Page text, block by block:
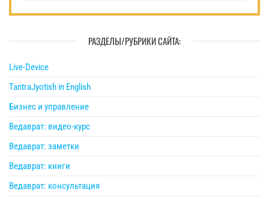
РАЗДЕЛЫ/РУБРИКИ САЙТА:
Live-Device
TantraJyotish in English
Бизнес и управление
Ведаврат: видео-курс
Ведаврат: заметки
Ведаврат: книги
Ведаврат: консультация